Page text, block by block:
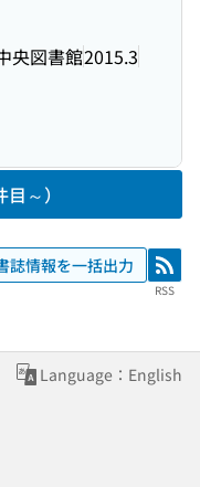
央図書館2015.3
～）
誌情報を一括出力 RSS
RSS
Language：English